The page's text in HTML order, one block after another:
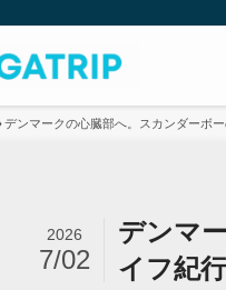
デンマークの心臓部へ。スカンダーボ
デンマ
イフ紀行
2026
7/02